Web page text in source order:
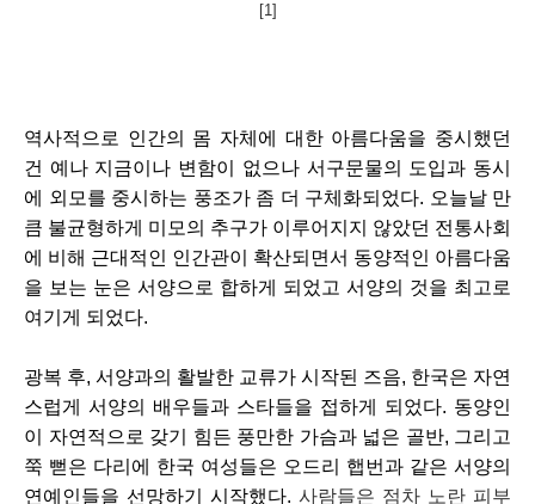
[1]
역사적으로 인간의 몸 자체에 대한 아름다움을 중시했던
건 예나 지금이나 변함이 없으나 서구문물의 도입과 동시
에 외모를 중시하는 풍조가 좀 더 구체화되었다. 오늘날 만
큼 불균형하게 미모의 추구가 이루어지지 않았던 전통사회
에 비해 근대적인 인간관이 확산되면서 동양적인 아름다움
을 보는 눈은 서양으로 합하게 되었고 서양의 것을 최고로
여기게 되었다.
광복 후, 서양과의 활발한 교류가 시작된 즈음, 한국은 자연
스럽게 서양의 배우들과 스타들을 접하게 되었다. 동양인
이 자연적으로 갖기 힘든 풍만한 가슴과 넓은 골반, 그리고
쭉 뻗은 다리에 한국 여성들은 오드리 햅번과 같은 서양의
연예인들을 선망하기 시작했다. 사람들은 점차 노란 피부